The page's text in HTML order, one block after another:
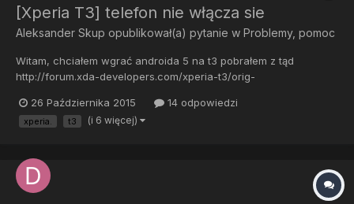
[Xperia T3] telefon nie włącza sie
Aleksander Skup opublikował(a) pytanie w Problemy, pomoc
Witam, chciałem wgrać androida 5 na t3 pobrałem z tąd
http://forum.xda-developers.com/xperia-t3/orig-
kolejno wpisywałem komendy w cmd: adb reboot bootloader
fastboot flash boot boot.img fastboot flash system system.img
26 Października 2015 14 odpowiedzi
xperia. t3 (i 6 więcej)